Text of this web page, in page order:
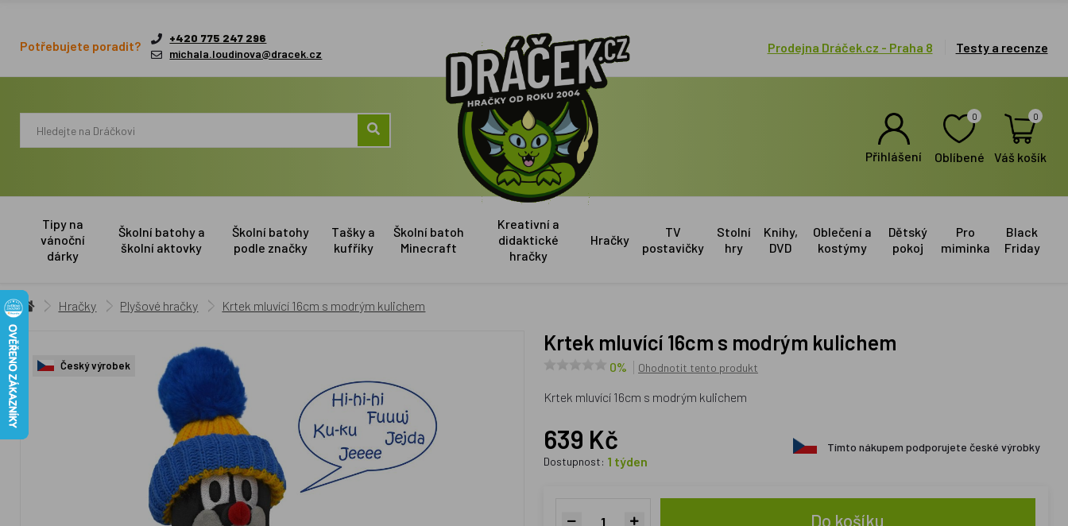
Potřebujete poradit?
+420 775 247 296
michala.loudinova@dracek.cz
Prodejna Dráček.cz - Praha 8 Testy a recenze
Přihlášení
0
Oblíbené
0
Váš košík
Tipy na
vánoční
dárky
Školní batohy a
školní aktovky
Školní batohy
podle značky
Tašky a
kufříky
Školní batoh
Minecraft
Kreativní a
didaktické
hračky
Hračky
TV
postavičky
Stolní
hry
Knihy,
DVD
Oblečení a
kostýmy
Dětský
pokoj
Pro
miminka
Black
Friday
Hračky Plyšové hračky Krtek mluvící 16cm s modrým kulichem
Český výrobek
Krtek mluvící 16cm s modrým kulichem
0% Ohodnotit tento produkt
Krtek mluvící 16cm s modrým kulichem
639 Kč
Dostupnost: 1 týden
Tímto nákupem podporujete české výrobky
Do košíku